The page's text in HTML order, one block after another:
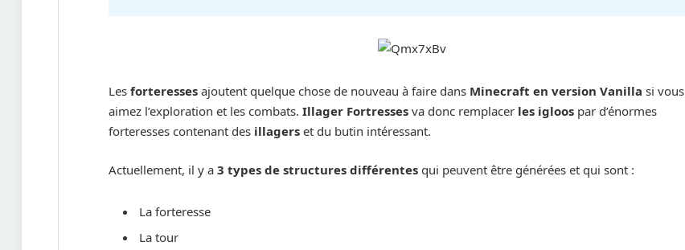
Lesforteresses ajoutent quelque chose de nouveau à faire dans Minecraft en version Vanilla si vous
aimez l’exploration et les combats.Illager Fortresses va donc remplacer les igloos par d’énormes
forteresses contenant des illagers et du butin intéressant.
Actuellement, il y a3 types de structures différentes qui peuvent être générées et qui sont :
La forteresse
La tour